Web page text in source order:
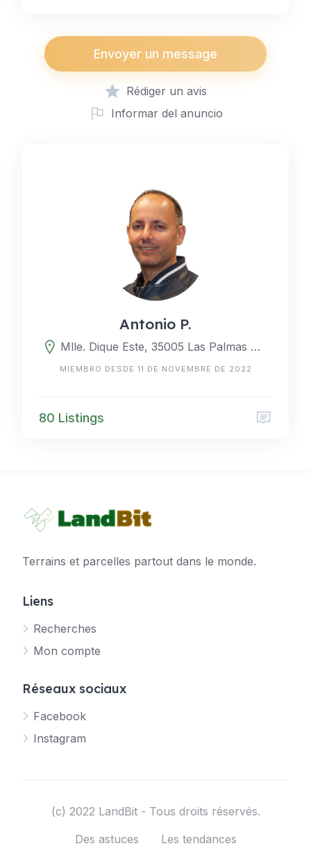
Envoyer un message
Rédiger un avis
Informar del anuncio
Antonio P.
Mlle. Dique Este, 35005 Las Palmas de Gran Canaria, Las Palmas, España
MIEMBRO DESDE 11 DE NOVEMBRE DE 2022
80 Listings
Terrains et parcelles partout dans le monde.
Liens
Recherches
Mon compte
Réseaux sociaux
Facebook
Instagram
(c) 2022 LandBit - Tous droits réservés.
Des astuces
Les tendances